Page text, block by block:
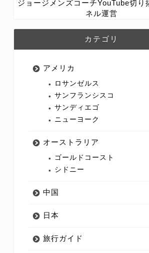
ジョージメンズコーチYouTube切り
ネル運営
カテゴリ
アメリカ
ロサンゼルス
サンフランシスコ
サンディエゴ
ニューヨーク
オーストラリア
ゴールドコースト
シドニー
中国
日本
旅行ガイド